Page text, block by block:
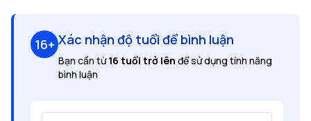
16+ Xác nhận độ tuổi để bình luận
Bạn cần từ16 tuổi trở lên để sử dụng tính năng
bình luận